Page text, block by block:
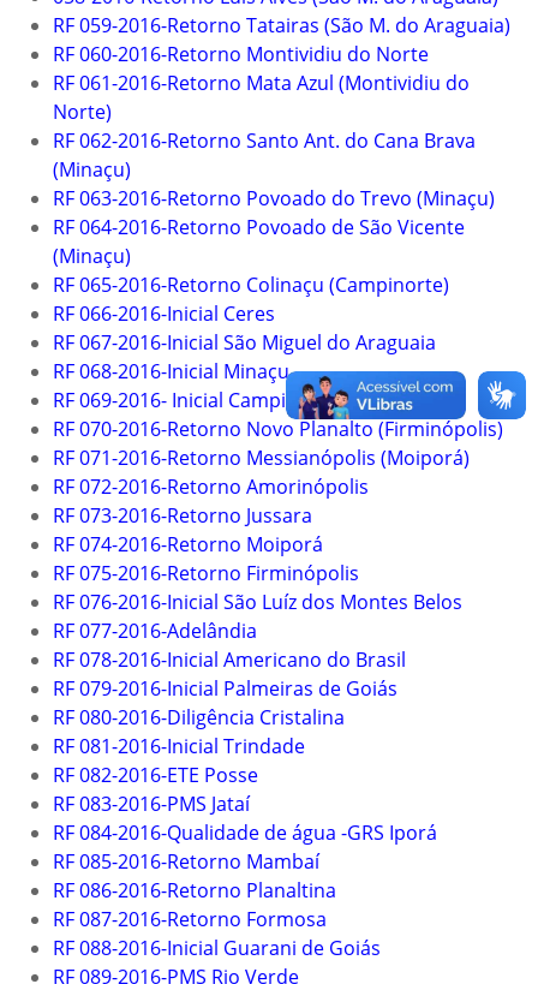
RF 059-2016-Retorno Tatairas (São M. do Araguaia)
RF 060-2016-Retorno Montividiu do Norte
RF 061-2016-Retorno Mata Azul (Montividiu do
Norte)
RF 062-2016-Retorno Santo Ant. do Cana Brava
(Minaçu)
RF 063-2016-Retorno Povoado do Trevo (Minaçu)
RF 064-2016-Retorno Povoado de São Vicente
(Minaçu)
RF 065-2016-Retorno Colinaçu (Campinorte)
RF 066-2016-Inicial Ceres
RF 067-2016-Inicial São Miguel do Araguaia
RF 068-2016-Inicial Minaçu
RF 069-2016- Inicial Campinorte
RF 070-2016-Retorno Novo Planalto (Firminópolis)
RF 071-2016-Retorno Messianópolis (Moiporá)
RF 072-2016-Retorno Amorinópolis
RF 073-2016-Retorno Jussara
RF 074-2016-Retorno Moiporá
RF 075-2016-Retorno Firminópolis
RF 076-2016-Inicial São Luíz dos Montes Belos
RF 077-2016-Adelândia
RF 078-2016-Inicial Americano do Brasil
RF 079-2016-Inicial Palmeiras de Goiás
RF 080-2016-Diligência Cristalina
RF 081-2016-Inicial Trindade
RF 082-2016-ETE Posse
RF 083-2016-PMS Jataí
RF 084-2016-Qualidade de água -GRS Iporá
RF 085-2016-Retorno Mambaí
RF 086-2016-Retorno Planaltina
RF 087-2016-Retorno Formosa
RF 088-2016-Inicial Guarani de Goiás
RF 089-2016-PMS Rio Verde